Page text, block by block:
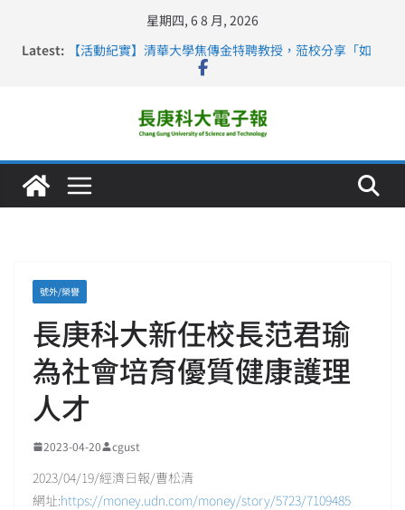
星期四, 6 8 月, 2026
Latest:
長庚科大護理系勇奪2026羅馬尼亞歐洲盃國際發明展雙
金牌暨雙特別獎 AI智慧照護與護理教育創新獲國際肯定
【活動紀實】清華大學焦傳金特聘教授，蒞校分享「如
仁德醫專與長庚科大締結策略聯盟 培育護理尖兵
長庚科大連四年穩居《遠見》醫學大學第5名 辦學實力再
深化永續醫療 長庚科大攜菲、印頂尖大學跨國合作
號外/榮譽
長庚科大新任校長范君瑜
為社會培育優質健康護理
人才
2023-04-20 cgust
2023/04/19/經濟日報/曹松清
網址:https://money.udn.com/money/story/5723/7109485